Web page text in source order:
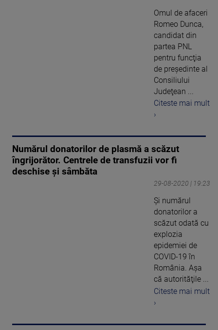
Omul de afaceri
Romeo Dunca,
candidat din
partea PNL
pentru funcţia
de preşedinte al
Consiliului
Judeţean ...
Citeste mai mult
›
Numărul donatorilor de plasmă a scăzut
îngrijorător. Centrele de transfuzii vor fi
deschise şi sâmbăta
29-08-2020 | 19:23
Și numărul
donatorilor a
scăzut odată cu
explozia
epidemiei de
COVID-19 în
România. Așa
că autorităţile ...
Citeste mai mult
›